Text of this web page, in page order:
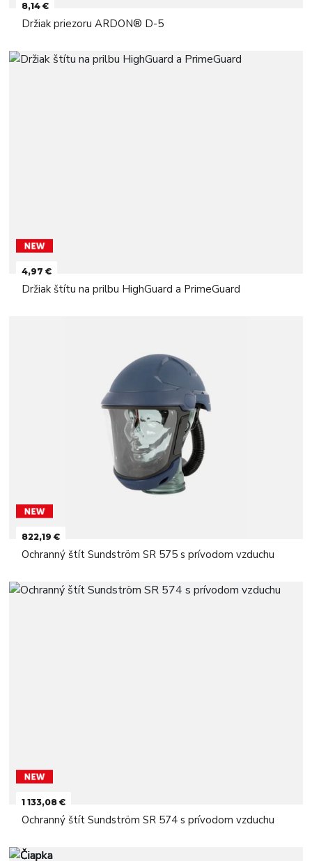
8,14 €
Držiak priezoru ARDON® D-5
4,97 €
Držiak štítu na prilbu HighGuard a PrimeGuard
822,19 €
Ochranný štít Sundström SR 575 s prívodom vzduchu
1 133,08 €
Ochranný štít Sundström SR 574 s prívodom vzduchu